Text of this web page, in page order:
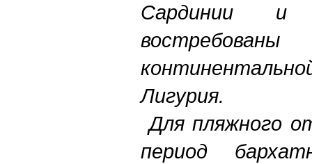
Сардинии и
Лигурия.
Для пляжного
период